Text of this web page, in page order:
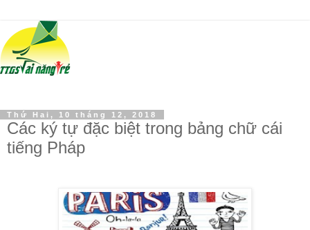
Thứ Hai, 10 tháng 12, 2018
Các ký tự đặc biệt trong bảng chữ cái
tiếng Pháp